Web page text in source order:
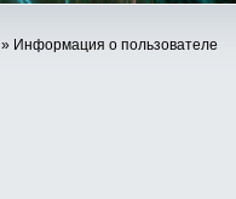
» Информация о пользователе